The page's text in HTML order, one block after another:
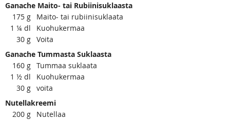
Ganache Maito- tai Rubiinisuklaasta
175 g
Maito- tai rubiinisuklaata
1 ¼ dl
Kuohukermaa
30 g Voita
Ganache Tummasta Suklaasta
160 g Tummaa suklaata
1 ½ dl
Kuohukermaa
30 g voita
Nutellakreemi
200 g
Nutellaa